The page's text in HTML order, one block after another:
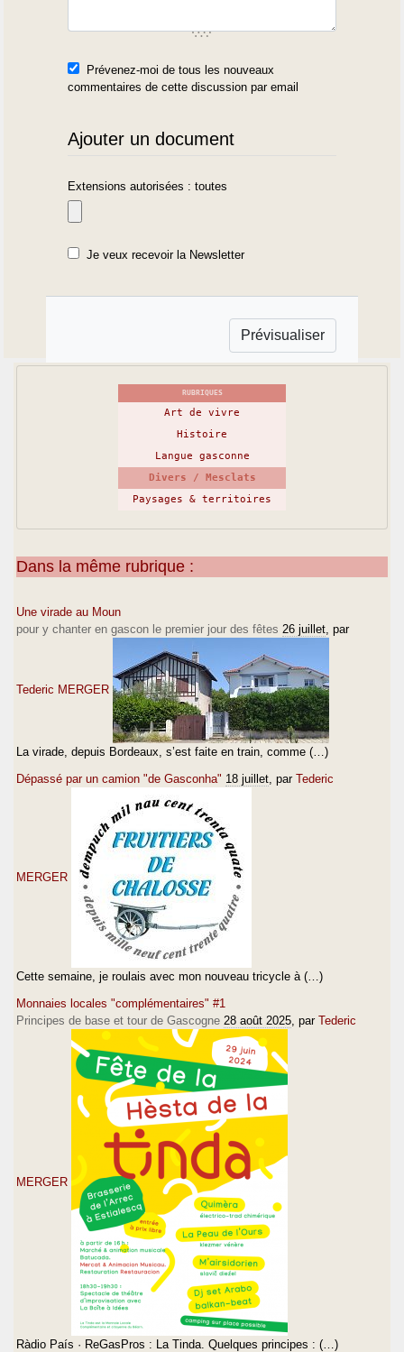
Prévenez-moi de tous les nouveaux
commentaires de cette discussion par email
Ajouter un document
Extensions autorisées : toutes
Je veux recevoir la Newsletter
RUBRIQUES
Art de vivre
Histoire
Langue gasconne
Divers / Mesclats
Paysages & territoires
Dans la même rubrique :
Une virade au Moun
pour y chanter en gascon le premier jour des fêtes 26 juillet , par
Tederic MERGER
La virade, depuis Bordeaux, s’est faite en train, comme (…)
Dépassé par un camion "de Gasconha" 18 juillet , par Tederic
MERGER
Cette semaine, je roulais avec mon nouveau tricycle à (…)
Monnaies locales "complémentaires" #1
Principes de base et tour de Gascogne 28 août 2025 , par Tederic
MERGER
Ràdio País · ReGasPros : La Tinda. Quelques principes : (…)